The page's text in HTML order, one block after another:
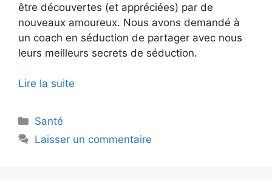
être découvertes (et appréciées) par de
nouveaux amoureux. Nous avons demandé à
un coach en séduction de partager avec nous
leurs meilleurs secrets de séduction.
Lire la suite
Catégories
Santé
Laisser un commentaire